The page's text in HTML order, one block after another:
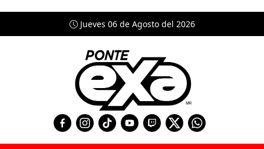
Jueves 06 de Agosto del 2026